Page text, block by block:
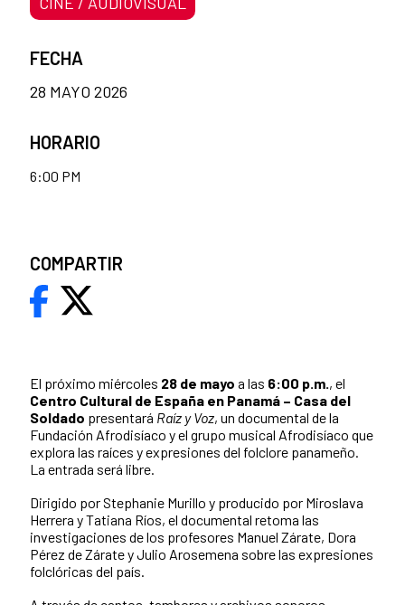
El próximo miércoles 28 de mayo a las 6:00 p.m., el
Centro Cultural de España en Panamá – Casa del
Soldado presentará Raíz y Voz, un documental de la
Fundación Afrodisíaco y el grupo musical Afrodisíaco que
explora las raíces y expresiones del folclore panameño.
La entrada será libre.
Dirigido por Stephanie Murillo y producido por Miroslava
Herrera y Tatiana Ríos, el documental retoma las
investigaciones de los profesores Manuel Zárate, Dora
Pérez de Zárate y Julio Arosemena sobre las expresiones
folclóricas del país.
FECHA
28 MAYO 2026
HORARIO
6:00 PM
COMPARTIR